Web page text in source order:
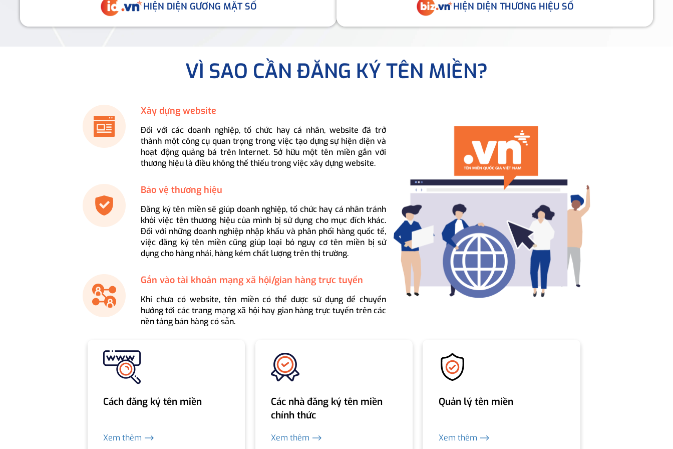
HIỆN DIỆN GƯƠNG MẶT SỐ HIỆN DIỆN THƯƠNG HIỆU SỐ
VÌ SAO CẦN ĐĂNG KÝ TÊN MIỀN?
Xây dựng website
Đối với các doanh nghiệp, tổ chức hay cá nhân, website đã trở
thành một công cụ quan trọng trong việc tạo dựng sự hiện diện và
hoạt động quảng bá trên Internet. Sở hữu một tên miền gắn với
thương hiệu là điều không thể thiếu trong việc xây dựng website.
Bảo vệ thương hiệu
Đăng ký tên miền sẽ giúp doanh nghiệp, tổ chức hay cá nhân tránh
khỏi việc tên thương hiệu của mình bị sử dụng cho mục đích khác.
Đối với những doanh nghiệp nhập khẩu và phân phối hàng quốc tế,
việc đăng ký tên miền cũng giúp loại bỏ nguy cơ tên miền bị sử
dụng cho hàng nhái, hàng kém chất lượng trên thị trường.
Gắn vào tài khoản mạng xã hội/gian hàng trực tuyến
Khi chưa có website, tên miền có thể được sử dụng để chuyển
hướng tới các trang mạng xã hội hay gian hàng trực tuyến trên các
nền tảng bán hàng có sẵn.
Cách đăng ký tên miền
Xem thêm ⟶
Các nhà đăng ký tên miền
chính thức
Xem thêm ⟶
Quản lý tên miền
Xem thêm ⟶